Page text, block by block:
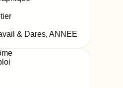
& Dares, ANNEE